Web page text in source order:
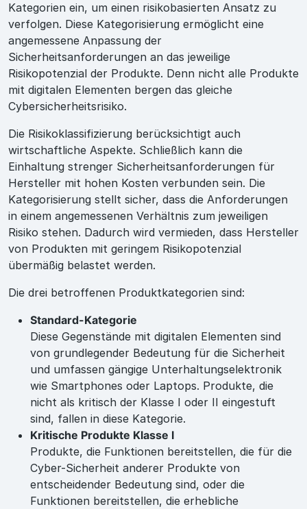
Kategorien ein, um einen risikobasierten Ansatz zu
verfolgen. Diese Kategorisierung ermöglicht eine
angemessene Anpassung der
Sicherheitsanforderungen an das jeweilige
Risikopotenzial der Produkte. Denn nicht alle Produkte
mit digitalen Elementen bergen das gleiche
Cybersicherheitsrisiko.
Die Risikoklassifizierung berücksichtigt auch
wirtschaftliche Aspekte. Schließlich kann die
Einhaltung strenger Sicherheitsanforderungen für
Hersteller mit hohen Kosten verbunden sein. Die
Kategorisierung stellt sicher, dass die Anforderungen
in einem angemessenen Verhältnis zum jeweiligen
Risiko stehen. Dadurch wird vermieden, dass Hersteller
von Produkten mit geringem Risikopotenzial
übermäßig belastet werden.
Die drei betroffenen Produktkategorien sind:
Standard-Kategorie
Diese Gegenstände mit digitalen Elementen sind
von grundlegender Bedeutung für die Sicherheit
und umfassen gängige Unterhaltungselektronik
wie Smartphones oder Laptops. Produkte, die
nicht als kritisch der Klasse I oder II eingestuft
sind, fallen in diese Kategorie.
Kritische Produkte Klasse I
Produkte, die Funktionen bereitstellen, die für die
Cyber-Sicherheit anderer Produkte von
entscheidender Bedeutung sind, oder die
Funktionen bereitstellen, die erhebliche